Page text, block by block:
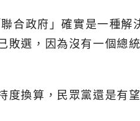
合政府」確實是一種解
敗選，因為沒有一個總
度換算，民眾黨還是有